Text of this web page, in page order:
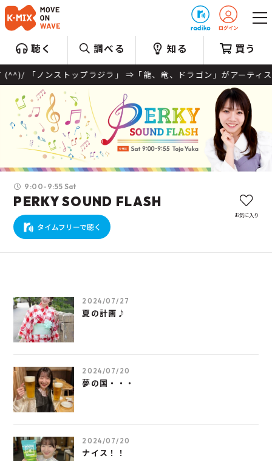
聴く 調べる 知る 買う
ノンストップラジラ」 ⇒「龍、竜、ドラゴン」がアーティス
9:00-9:55 Sat
PERKY SOUND FLASH
タイムフリーで聴く
お気に入り
2024/07/27
夏の計画♪
2024/07/20
夢の国・・・
2024/07/20
ナイス！！